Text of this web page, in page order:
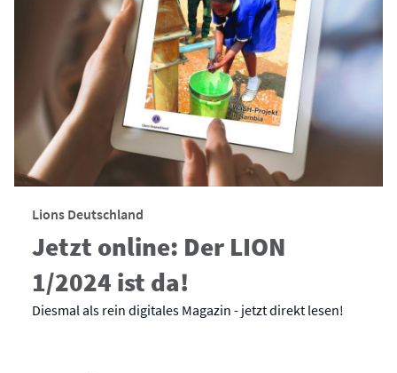
Lions Deutschland
Jetzt online: Der LION
1/2024 ist da!
Diesmal als rein digitales Magazin - jetzt direkt lesen!